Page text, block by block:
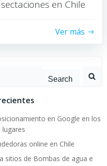
en Chile
Ver más
en Google en los
online en Chile
sitios de Bombas de agua e